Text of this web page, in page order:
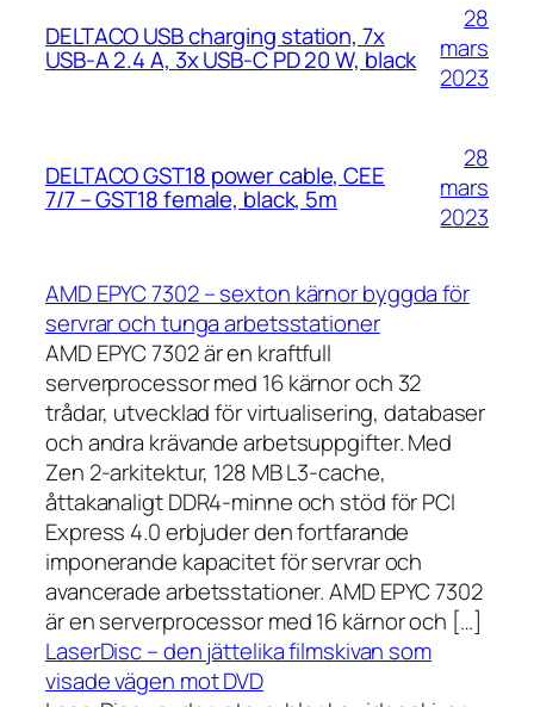
DELTACO USB charging station, 7x
USB-A 2.4 A, 3x USB-C PD 20 W, black
28
mars
2023
DELTACO GST18 power cable, CEE
7/7 – GST18 female, black, 5m
28
mars
2023
AMD EPYC 7302 – sexton kärnor byggda för
servrar och tunga arbetsstationer
AMD EPYC 7302 är en kraftfull
serverprocessor med 16 kärnor och 32
trådar, utvecklad för virtualisering, databaser
och andra krävande arbetsuppgifter. Med
Zen 2-arkitektur, 128 MB L3-cache,
åttakanaligt DDR4-minne och stöd för PCI
Express 4.0 erbjuder den fortfarande
imponerande kapacitet för servrar och
avancerade arbetsstationer. AMD EPYC 7302
är en serverprocessor med 16 kärnor och […]
LaserDisc – den jättelika filmskivan som
visade vägen mot DVD